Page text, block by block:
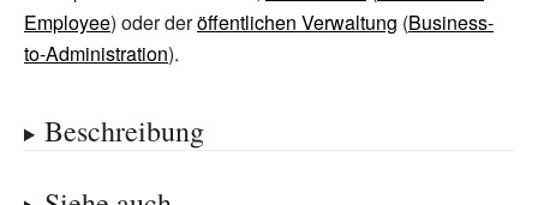
Employee) oder deröffentlichen Verwaltung (Business-
to-Administration).
Beschreibung